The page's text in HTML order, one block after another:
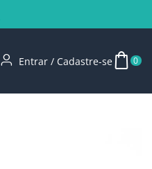
Entrar / Cadastre-se 0